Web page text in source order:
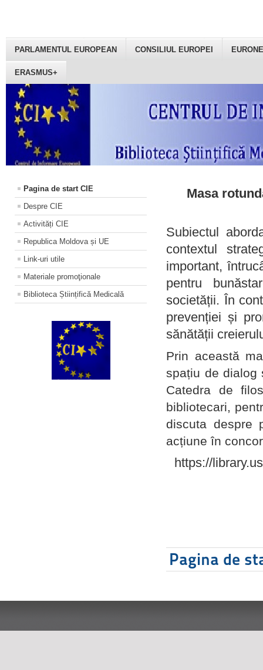
PARLAMENTUL EUROPEAN CONSILIUL EUROPEI
ERASMUS+
Pagina de start CIE
Despre CIE
Activități CIE
Republica Moldova și UE
Link-uri utile
Materiale promoţionale
Biblioteca Științifică Medicală
Masa
Subiectul
contextul
important,
pentru
societății. În
prevenției și
sănătății
Prin această
spațiu de dialog
Catedra de
bibliotecari,
discuta despre
acțiune în
https://
Pagina de